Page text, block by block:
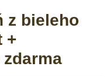
z bieleho
+